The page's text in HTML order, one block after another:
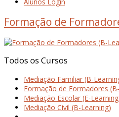
Formação de
Todos os Cursos
Mediação Familiar (B-
Formação de Formadores
Mediação Escolar (E-
Mediação Civil (B-Learning)